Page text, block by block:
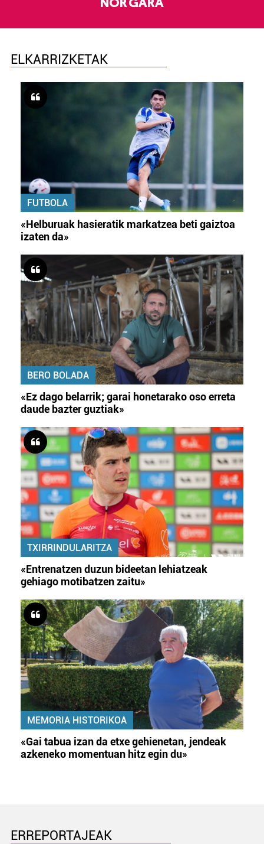
NOR GARA
ELKARRIZKETAK
FUTBOLA
«Helburuak hasieratik markatzea beti gaiztoa
izaten da»
BERO BOLADA
«Ez dago belarrik; garai honetarako oso erreta
daude bazter guztiak»
TXIRRINDULARITZA
«Entrenatzen duzun bideetan lehiatzeak
gehiago motibatzen zaitu»
MEMORIA HISTORIKOA
«Gai tabua izan da etxe gehienetan, jendeak
azkeneko momentuan hitz egin du»
ERREPORTAJEAK